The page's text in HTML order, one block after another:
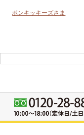
ポンキッキーズさま